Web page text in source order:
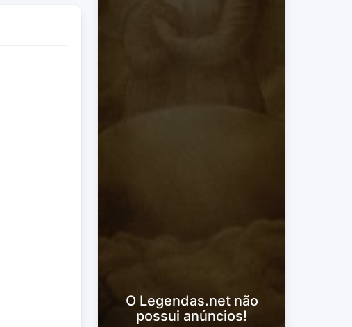
O Legendas.net não
possui anúncios!